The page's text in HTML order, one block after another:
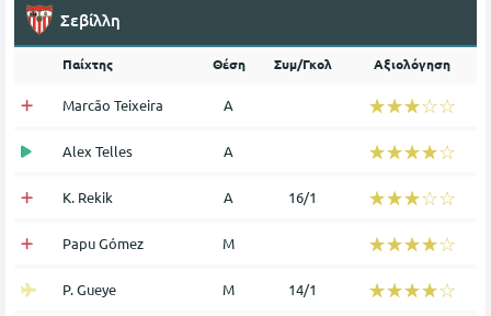
Σεβίλλη
Παίχτης Θέση Συμ/Γκολ Αξιολόγηση
Marcão Teixeira Α ☆☆☆☆☆
★★★★★
Alex Telles Α ☆☆☆☆☆
★★★★★
K. Rekik Α 16/1 ☆☆☆☆☆
★★★★★
Papu Gómez Μ ☆☆☆☆☆
★★★★★
P. Gueye Μ 14/1 ☆☆☆☆☆
★★★★★